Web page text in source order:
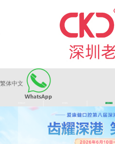
繁体中文
长者医疗券